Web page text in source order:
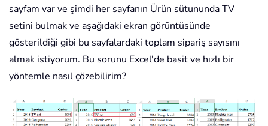
sayfam var ve şimdi her sayfanın Ürün sütununda TV
setini bulmak ve aşağıdaki ekran görüntüsünde
gösterildiği gibi bu sayfalardaki toplam sipariş sayısını
almak istiyorum. Bu sorunu Excel'de basit ve hızlı bir
yöntemle nasıl çözebilirim?